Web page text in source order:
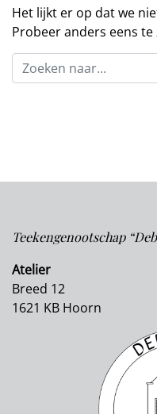
Het lijkt er op dat we
Probeer anders eens te
Teekengenootschap
Atelier
Breed 12
1621 KB Hoorn